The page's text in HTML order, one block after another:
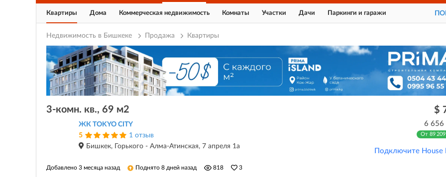
Квартиры Дома Коммерческая недвижимость Комнаты Участки Дачи Паркинги и гаражи
Недвижимость в Бишкеке Продажа Квартиры
3-комн. кв., 69 м2
ЖК TOKYO CITY
5
1 отзыв
Бишкек, Горького - Алма-Атинская, 7 апреля 1а
$
6 656
От 89
Подключите House
Добавлено 3 месяца назад Поднято 8 дней назад 818 3